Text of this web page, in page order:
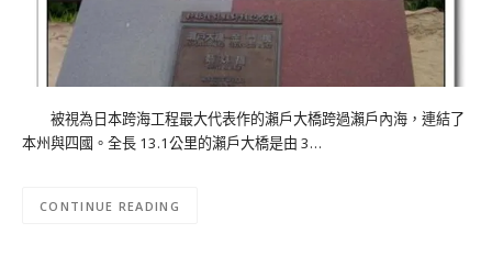
被視為日本跨海工程最大代表作的瀨戶大橋跨過瀨戶內海，連結了
本州與四國。全長 13.1公里的瀨戶大橋是由 3…
CONTINUE READING